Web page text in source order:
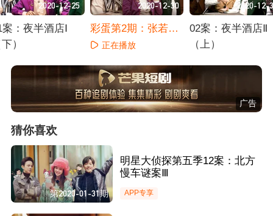
2020-12-25
：夜半酒店Ⅰ
）
2020-12-30
彩蛋第2期：张若昀
聊女儿趣事
正在播放
2020-12-
02案：夜半酒店Ⅱ
（上）
广告
猜你喜欢
第2020-01-31期
明星大侦探第五季12案：北方
慢车谜案Ⅲ
APP专享